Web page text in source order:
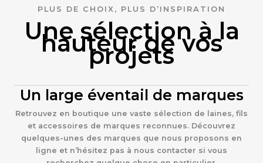
PLUS DE CHOIX, PLUS D’INSPIRATION
Une sélection à la
hauteur de vos
projets
Un large éventail de marques
Retrouvez en boutique une vaste sélection de laines, fils
et accessoires de marques reconnues. Découvrez
quelques-unes des marques que nous proposons en
ligne et n’hésitez pas à nous contacter si vous